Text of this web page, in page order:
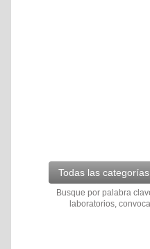
Todas las categorías
Busque por palabra
laboratorios,